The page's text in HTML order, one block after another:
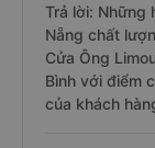
Trả lời: Những
Nẵng chất
Cửa Ông
Bình với điểm
của khách